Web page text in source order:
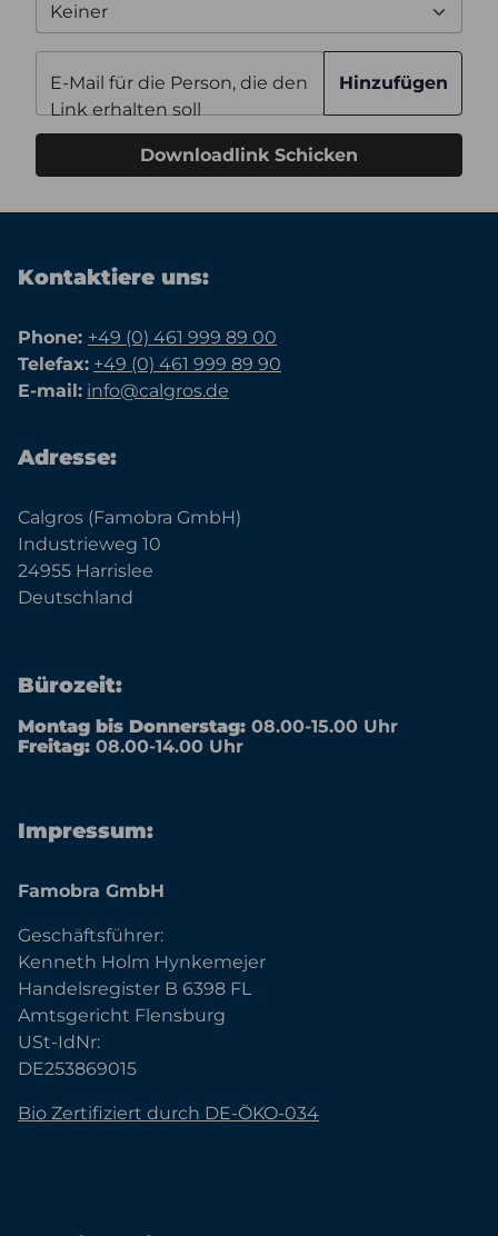
Keiner
E-Mail für die Person, die den
Link erhalten soll
Hinzufügen
Downloadlink Schicken
Kontaktiere uns:
Phone: +49 (0) 461 999 89 00
Telefax: +49 (0) 461 999 89 90
E-mail: info@calgros.de
Adresse:
Calgros (Famobra GmbH)
Industrieweg 10
24955 Harrislee
Deutschland
Bürozeit:
Montag bis Donnerstag: 08.00-15.00 Uhr
Freitag: 08.00-14.00 Uhr
Impressum:
Famobra GmbH
Geschäftsführer:
Kenneth Holm Hynkemejer
Handelsregister B 6398 FL
Amtsgericht Flensburg
USt-IdNr:
DE253869015
Bio Zertifiziert durch DE-ÖKO-034